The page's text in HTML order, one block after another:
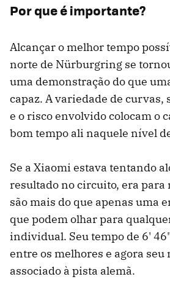
Por que é importante?
Alcançar o melhor tempo
norte de Nürburgring se
uma demonstração do que
capaz. A variedade de curvas,
e o risco envolvido colocam o
bom tempo ali naquele nível
Se a Xiaomi estava tentando
resultado no circuito, era para
são mais do que apenas uma
que podem olhar para
individual. Seu tempo de 6'
entre os melhores e agora seu
associado à pista alemã.